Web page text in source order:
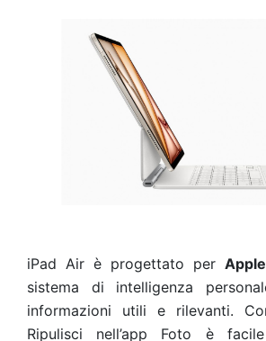
iPad Air è progettato per
sistema di intelligenza
informazioni utili e rilevanti.
Ripulisci nell’app Foto è